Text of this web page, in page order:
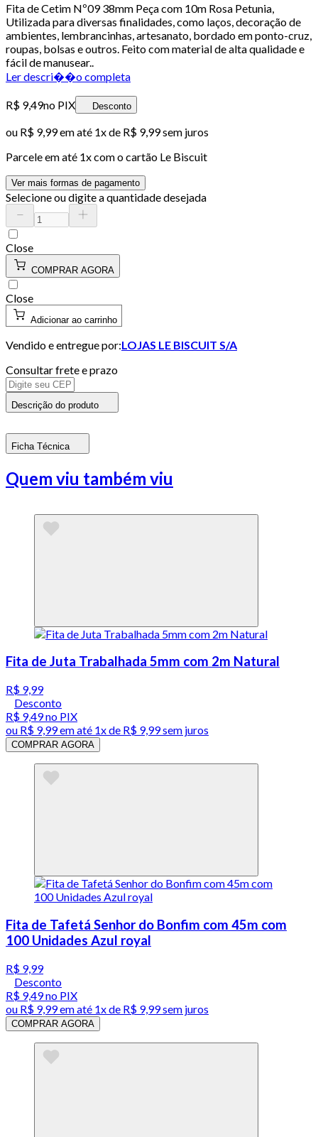
Fita de Cetim Nº09 38mm Peça com 10m Rosa Petunia,
Utilizada para diversas finalidades, como laços, decoração de
ambientes, lembrancinhas, artesanato, bordado em ponto-cruz,
roupas, bolsas e outros. Feito com material de alta qualidade e
fácil de manusear..
Ler descri��o completa
R$ 9,49no PIX Desconto
ou R$ 9,99em até 1x de R$ 9,99sem juros
Parcele em até 1x com o cartão Le Biscuit
Ver mais formas de pagamento
Selecione ou digite a quantidade desejada
Close
COMPRAR AGORA
Close
Adicionar ao carrinho
Vendido e entregue por:LOJAS LE BISCUIT S/A
Consultar frete e prazo
Descrição do produto
Ficha Técnica
Quem viu também viu
Fita de Juta Trabalhada 5mm com 2m Natural
R$ 9,99
Desconto
R$ 9,49no PIX
ou R$ 9,99em até 1x de R$ 9,99sem juros
COMPRAR AGORA
Fita de Tafetá Senhor do Bonfim com 45m com
100 Unidades Azul royal
R$ 9,99
Desconto
R$ 9,49no PIX
ou R$ 9,99em até 1x de R$ 9,99sem juros
COMPRAR AGORA